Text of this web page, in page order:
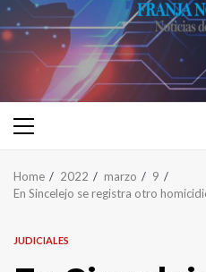
Home 2022 marzo
9
En Sincelejo se registra otro
JUDICIALES